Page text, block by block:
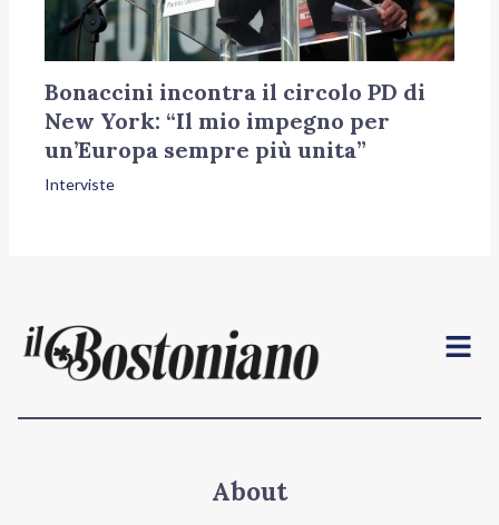
Bonaccini incontra il circolo PD di
New York: “Il mio impegno per
un’Europa sempre più unita”
Interviste
Menu
About